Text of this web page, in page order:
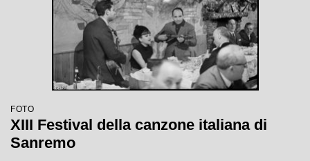
FOTO
XIII Festival della canzone italiana di
Sanremo